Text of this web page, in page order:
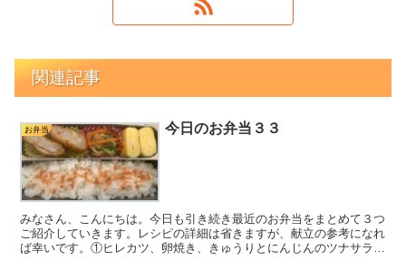
関連記事
お弁当 今日のお弁当３３
みなさん、こんにちは。今日も引き続き最近のお弁当をまとめて３つ
ご紹介していきます。レシピの詳細は省きますが、献立の参考になれ
ば幸いです。①ヒレカツ、卵焼き、きゅうりとにんじんのツナサラダ